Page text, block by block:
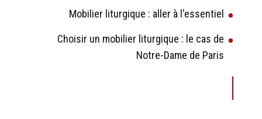
Mobilier liturgique : aller à l'essentiel
Choisir un mobilier liturgique : le cas de
Notre-Dame de Paris